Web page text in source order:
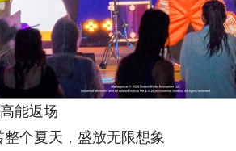
能返场
个夏天，盛放无限想象